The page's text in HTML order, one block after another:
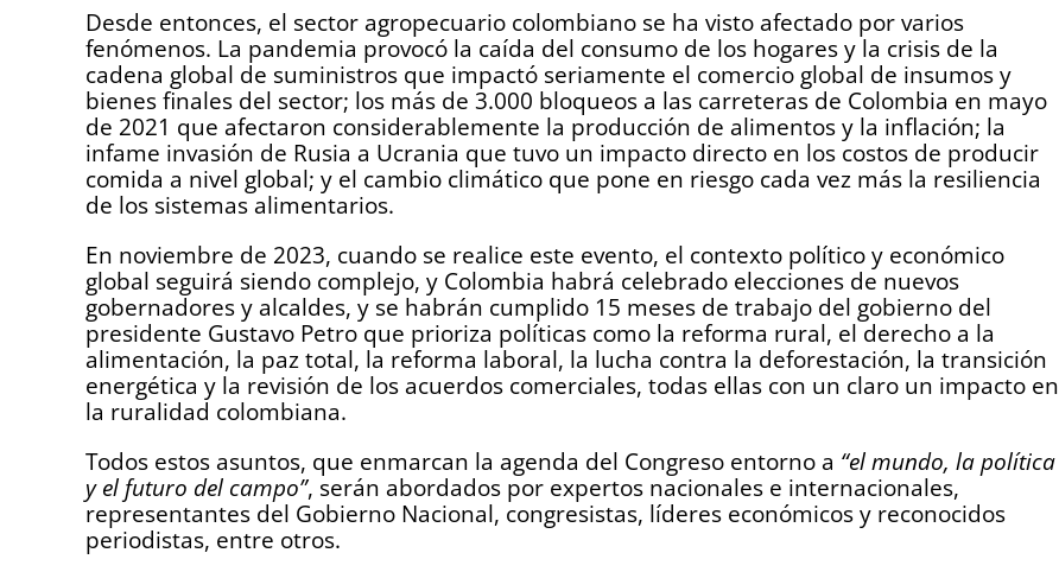
Desde entonces, el sector agropecuario colombiano se ha visto afectado por varios
fenómenos. La pandemia provocó la caída del consumo de los hogares y la crisis de la
cadena global de suministros que impactó seriamente el comercio global de insumos y
bienes finales del sector; los más de 3.000 bloqueos a las carreteras de Colombia en mayo
de 2021 que afectaron considerablemente la producción de alimentos y la inflación; la
infame invasión de Rusia a Ucrania que tuvo un impacto directo en los costos de producir
comida a nivel global; y el cambio climático que pone en riesgo cada vez más la resiliencia
de los sistemas alimentarios.
En noviembre de 2023, cuando se realice este evento, el contexto político y económico
global seguirá siendo complejo, y Colombia habrá celebrado elecciones de nuevos
gobernadores y alcaldes, y se habrán cumplido 15 meses de trabajo del gobierno del
presidente Gustavo Petro que prioriza políticas como la reforma rural, el derecho a la
alimentación, la paz total, la reforma laboral, la lucha contra la deforestación, la transición
energética y la revisión de los acuerdos comerciales, todas ellas con un claro un impacto en
la ruralidad colombiana.
Todos estos asuntos, que enmarcan la agenda del Congreso entorno a “el mundo, la política
y el futuro del campo”, serán abordados por expertos nacionales e internacionales,
representantes del Gobierno Nacional, congresistas, líderes económicos y reconocidos
periodistas, entre otros.